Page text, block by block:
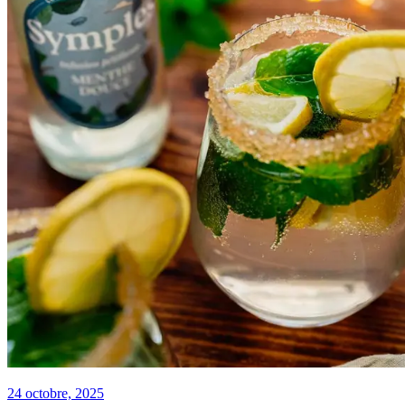
24 octobre, 2025